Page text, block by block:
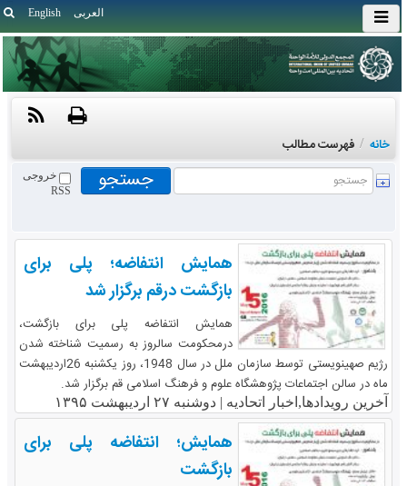
English العربی
خانه / فهرست مطالب
خروجی
RSS
همایش انتفاضه؛ پلی برای
بازگشت درقم برگزار شد
همایش انتفاضه پلی برای بازگشت،
درمحکومت سالروز به رسمیت شناخته شدن
رژیم صهینویستی توسط سازمان ملل در سال 1948، روز یکشنبه 26اردیبهشت
ماه در سالن اجتماعات پژوهشگاه علوم و فرهنگ اسلامی قم برگزار شد.
آخرین رویدادها,اخبار اتحادیه | دوشنبه ۲۷ اردیبهشت ۱۳۹۵
همایش؛ انتفاضه پلی برای
بازگشت